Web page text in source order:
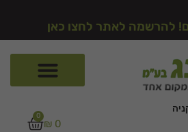
להרשמה לאתר לחצו כאן
₪ 0
0